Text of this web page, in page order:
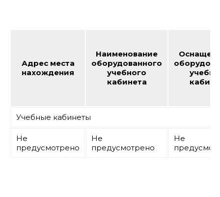
Адрес места
нахождения
Наименование
оборудованного
учебного
кабинета
Учебные кабинеты
Не
предусмотрено
Не
предусмотрено
Не